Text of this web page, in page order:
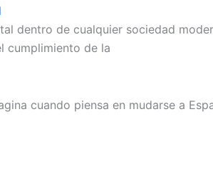
dentro de cualquier sociedad
cumplimiento de la
cuando piensa en mudarse a